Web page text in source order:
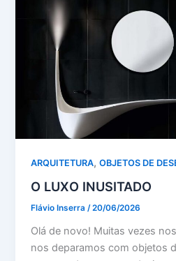
ARQUITETURA,OBJETOS DE
O LUXO INUSITADO
Flávio Inserra/20/06/2026
Olá de novo! Muitas vezes
nos deparamos com objetos